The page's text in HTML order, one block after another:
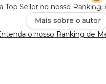
Top Seller no nosso
Mais sobre o autor
o nosso Ranking de